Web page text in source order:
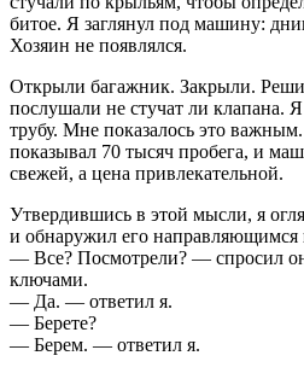
битое. Я заглянул под машину:
Хозяин не появлялся.
Открыли багажник. Закрыли.
послушали не стучат ли клапана.
трубу. Мне показалось это
показывал 70 тысяч пробега, и
свежей, а цена привлекательной.
Утвердившись в этой мысли, я
и обнаружил его направляющимся
— Все? Посмотрели? — спросил
ключами.
— Да. — ответил я.
— Берете?
— Берем. — ответил я.